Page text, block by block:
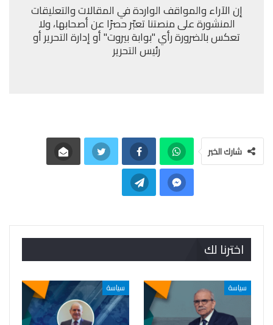
إن الآراء والمواقف الواردة في المقالات والتعليقات
المنشورة على منصتنا تعبّر حصرًا عن أصحابها، ولا
تعكس بالضرورة رأي "بوابة بيروت" أو إدارة التحرير أو
رئيس التحرير
شارك الخبر
اخترنا لك
سياسة سياسة